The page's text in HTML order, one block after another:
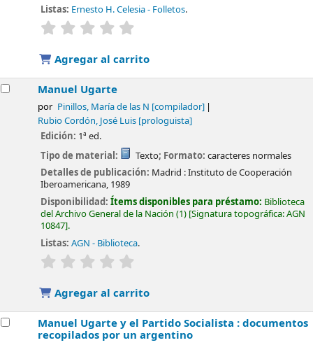
Listas: Ernesto H. Celesia - Folletos.
valoración
Agregar al carrito
Manuel Ugarte
por Pinillos, María de las N [compilador]
Rubio Cordón, José Luis [prologuista]
Edición: 1ª ed.
Tipo de material:
Texto; Formato: caracteres normales
Detalles de publicación: Madrid :Instituto de Cooperación
Iberoamericana, 1989
Disponibilidad:Ítems disponibles para préstamo: Biblioteca
del Archivo General de la Nación (1) Signatura topográfica:AGN
10847 .
Listas: AGN - Biblioteca.
valoración
Agregar al carrito
Manuel Ugarte y el Partido Socialista : documentos
recopilados por un argentino